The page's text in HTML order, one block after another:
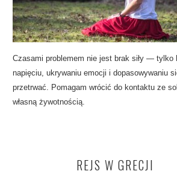
Czasami problemem nie jest brak siły — tylko
napięciu, ukrywaniu emocji i dopasowywaniu
przetrwać. Pomagam wrócić do kontaktu ze
własną żywotnością.
REJS W GRECJI